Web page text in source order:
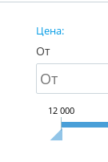
Цена:
От
12 000